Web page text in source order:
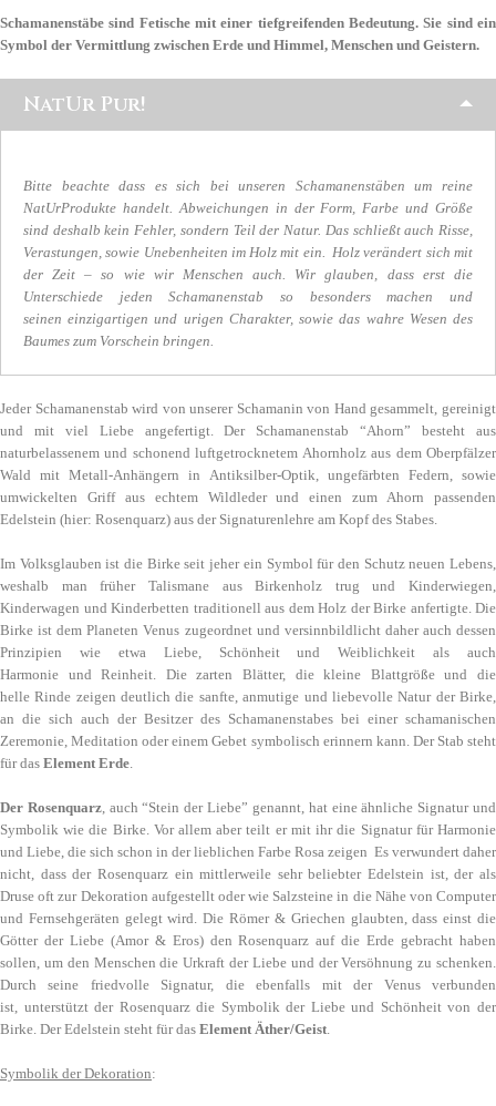
Schamanenstäbe sind Fetische mit einer tiefgreifenden Bedeutung. Sie sind ein
Symbol der Vermittlung zwischen Erde und Himmel, Menschen und Geistern.
NatUr Pur!
Bitte beachte dass es sich bei unseren Schamanenstäben um reine
NatUrProdukte handelt. Abweichungen in der Form, Farbe und Größe
sind deshalb kein Fehler, sondern Teil der Natur. Das schließt auch Risse,
Verastungen, sowie Unebenheiten im Holz mit ein. Holz verändert sich mit
der Zeit – so wie wir Menschen auch. Wir glauben, dass erst die
Unterschiede jeden Schamanenstab so besonders machen und
seinen einzigartigen und urigen Charakter, sowie das wahre Wesen des
Baumes zum Vorschein bringen.
Jeder Schamanenstab wird von unserer Schamanin von Hand gesammelt, gereinigt
und mit viel Liebe angefertigt. Der Schamanenstab “Ahorn” besteht aus
naturbelassenem und schonend luftgetrocknetem Ahornholz aus dem Oberpfälzer
Wald mit Metall-Anhängern in Antiksilber-Optik, ungefärbten Federn, sowie
umwickelten Griff aus echtem Wildleder und einen zum Ahorn passenden
Edelstein (hier: Rosenquarz) aus der Signaturenlehre am Kopf des Stabes.
Im Volksglauben ist die Birke seit jeher ein Symbol für den Schutz neuen Lebens,
weshalb man früher Talismane aus Birkenholz trug und Kinderwiegen,
Kinderwagen und Kinderbetten traditionell aus dem Holz der Birke anfertigte. Die
Birke ist dem Planeten Venus zugeordnet und versinnbildlicht daher auch dessen
Prinzipien wie etwa Liebe, Schönheit und Weiblichkeit als auch
Harmonie und Reinheit. Die zarten Blätter, die kleine Blattgröße und die
helle Rinde zeigen deutlich die sanfte, anmutige und liebevolle Natur der Birke,
an die sich auch der Besitzer des Schamanenstabes bei einer schamanischen
Zeremonie, Meditation oder einem Gebet symbolisch erinnern kann Der Stab steht
für das Element Erde
Der Rosenquarz, auch “Stein der Liebe” genannt, hat eine ähnliche Signatur und
Symbolik wie die Birke. Vor allem aber teilt er mit ihr die Signatur für Harmonie
und Liebe, die sich schon in der lieblichen Farbe Rosa zeigen Es verwundert daher
nicht, dass der Rosenquarz ein mittlerweile sehr beliebter Edelstein ist, der als
Druse oft zur Dekoration aufgestellt oder wie Salzsteine in die Nähe von Computer
und Fernsehgeräten gelegt wird. Die Römer & Griechen glaubten, dass einst die
Götter der Liebe (Amor & Eros) den Rosenquarz auf die Erde gebracht haben
sollen, um den Menschen die Urkraft der Liebe und der Versöhnung zu schenken.
Durch seine friedvolle Signatur, die ebenfalls mit der Venus verbunden
ist, unterstützt der Rosenquarz die Symbolik der Liebe und Schönheit von der
Birke. Der Edelstein steht für das Element Äther/Geist
Symbolik der Dekoration: